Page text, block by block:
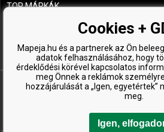
TOP MÁRKÁK
O&M
Paul Mitchell
Wella
Zenz Organic
Cookies +
Mapeja.hu és a partnerek az Ön
adatok felhasználásához, hogy
érdeklődési körével kapcsolatos
meg Önnek a reklámok
hozzájárulását a „Igen, egyetértek”
meg.
Igen,